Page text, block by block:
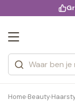
Zoeken
Categorieën
Merken
Home›Beauty›